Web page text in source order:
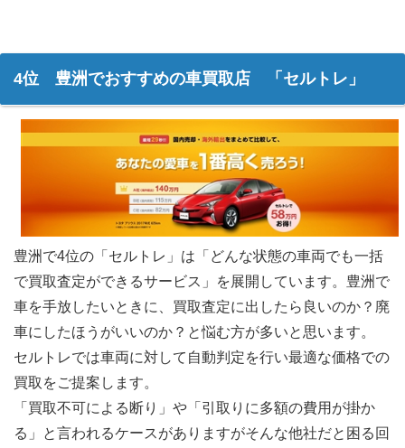
4位 豊洲でおすすめの車買取店 「セルトレ」
豊洲で4位の「セルトレ」は「どんな状態の車両でも一括
で買取査定ができるサービス」を展開しています。豊洲で
車を手放したいときに、買取査定に出したら良いのか？廃
車にしたほうがいいのか？と悩む方が多いと思います。
セルトレでは車両に対して自動判定を行い最適な価格での
買取をご提案します。
「買取不可による断り」や「引取りに多額の費用が掛か
る」と言われるケースがありますがそんな他社だと困る回